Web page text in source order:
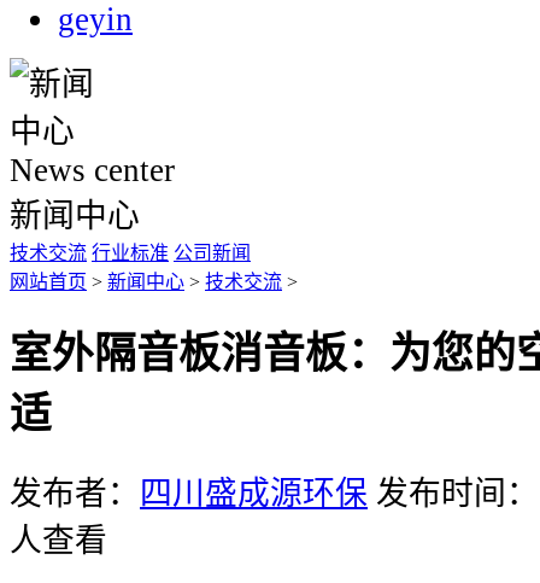
geyin
News center
新闻中心
技术交流 行业标准 公司新闻
网站首页 > 新闻中心 > 技术交流 >
室外隔音板消音板：为您的
适
发布者： 四川盛成源环保 发布时间
人查看